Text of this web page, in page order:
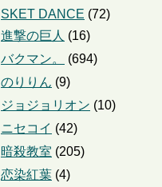
SKET DANCE (72)
進撃の巨人 (16)
バクマン。
(694)
のりりん (9)
ジョジョリオン (10)
ニセコイ (42)
暗殺教室 (205)
恋染紅葉 (4)